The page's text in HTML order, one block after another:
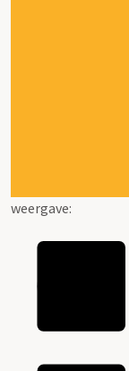
weergave: